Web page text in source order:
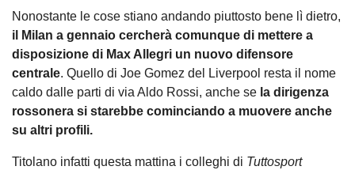
Nonostante le cose stiano andando piuttosto bene lì dietro,
il Milan a gennaio cercherà comunque di mettere a
disposizione di Max Allegri un nuovo difensore
centrale. Quello di Joe Gomez del Liverpool resta il nome
caldo dalle parti di via Aldo Rossi, anche se la dirigenza
rossonera si starebbe cominciando a muovere anche
su altri profili.
Titolano infatti questa mattina i colleghi di Tuttosport